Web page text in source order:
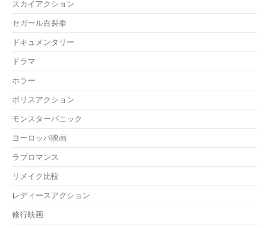
スカイアクション
セガール百裂拳
ドキュメンタリー
ドラマ
ホラー
ポリスアクション
モンスターパニック
ヨーロッパ映画
ラブロマンス
リメイク比較
レディースアクション
修行映画